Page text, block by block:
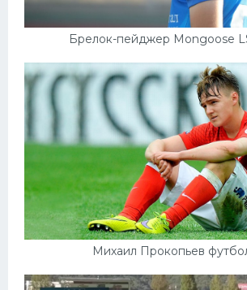
Брелок-пейджер Mongoose
Михаил Прокопьев